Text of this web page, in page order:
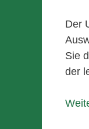
Der
Sie
der